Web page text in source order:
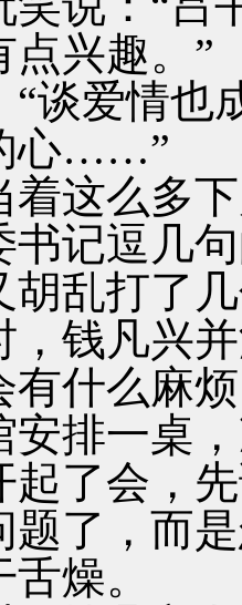
兴趣。”
“谈爱情
心……”
这么多
书记逗几
胡乱打了
钱凡兴
有什么麻
安排一桌
起了会，
题了，而
燥。